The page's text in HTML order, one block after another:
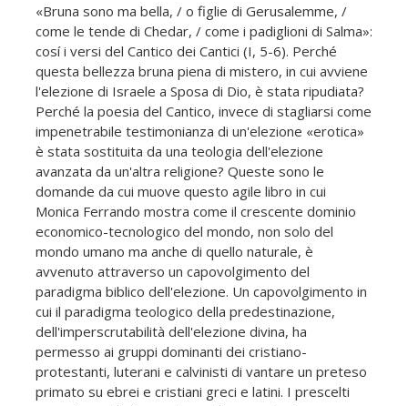
«Bruna sono ma bella, / o figlie di Gerusalemme, /
come le tende di Chedar, / come i padiglioni di Salma»:
cosí i versi del Cantico dei Cantici (I, 5-6). Perché
questa bellezza bruna piena di mistero, in cui avviene
l'elezione di Israele a Sposa di Dio, è stata ripudiata?
Perché la poesia del Cantico, invece di stagliarsi come
impenetrabile testimonianza di un'elezione «erotica»
è stata sostituita da una teologia dell'elezione
avanzata da un'altra religione? Queste sono le
domande da cui muove questo agile libro in cui
Monica Ferrando mostra come il crescente dominio
economico-tecnologico del mondo, non solo del
mondo umano ma anche di quello naturale, è
avvenuto attraverso un capovolgimento del
paradigma biblico dell'elezione. Un capovolgimento in
cui il paradigma teologico della predestinazione,
dell'imperscrutabilità dell'elezione divina, ha
permesso ai gruppi dominanti dei cristiano-
protestanti, luterani e calvinisti di vantare un preteso
primato su ebrei e cristiani greci e latini. I prescelti